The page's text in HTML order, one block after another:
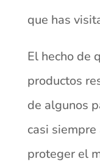
que has
El hecho de
productos
de algunos
casi
proteger el